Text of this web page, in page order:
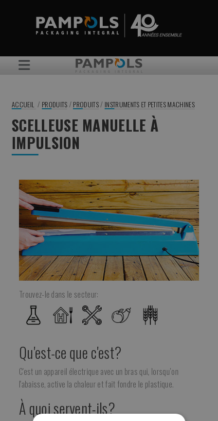
ACCUEIL / PRODUITS /PRODUITS/ INSTRUMENTS ET PETITES MACHINES
SCELLEUSE MANUELLE À
IMPULSION
Trouvez-le dans le secteur:
Qu'est-ce que c'est?
C'est un appareil électrique avec un bras qui, lorsqu’on
l'abaisse, active la chaleur et fait fondre le plastique.
À quoi servent-ils?